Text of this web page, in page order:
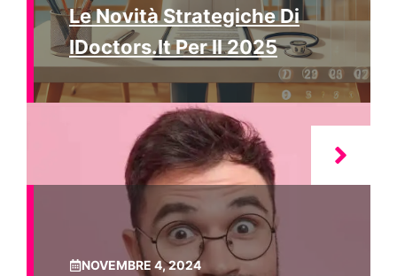
Le Novità Strategiche Di
IDoctors.it Per Il 2025
NOVEMBRE 4, 2024